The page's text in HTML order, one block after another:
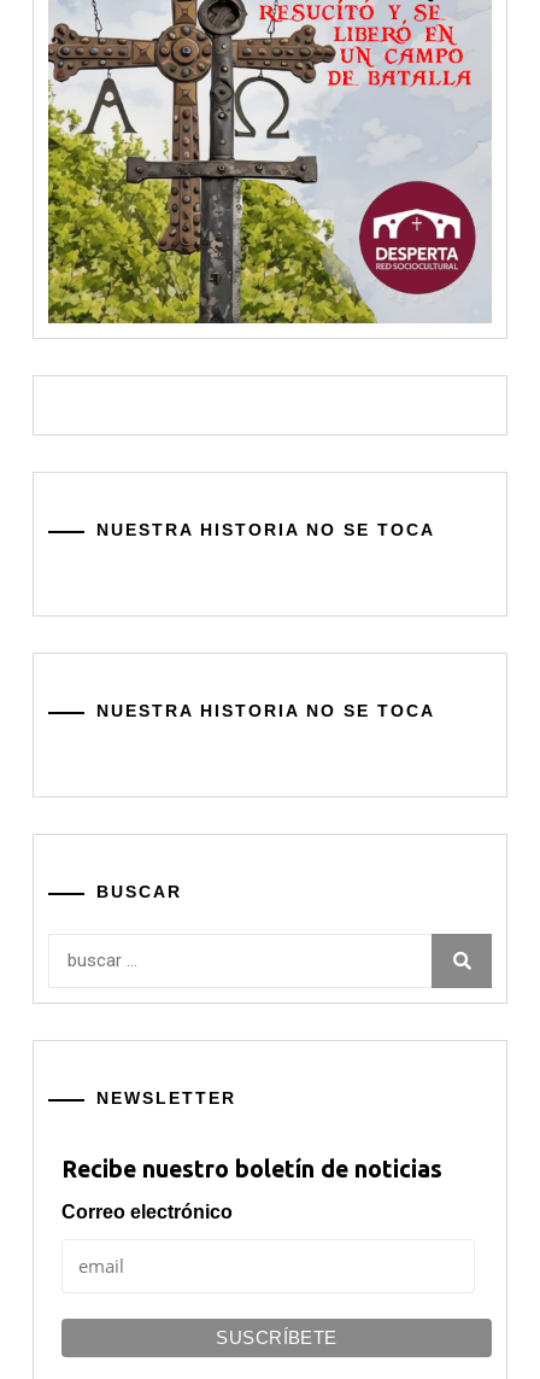
NUESTRA HISTORIA NO SE TOCA
NUESTRA HISTORIA NO SE TOCA
BUSCAR
NEWSLETTER
Recibe nuestro boletín de noticias
Correo electrónico